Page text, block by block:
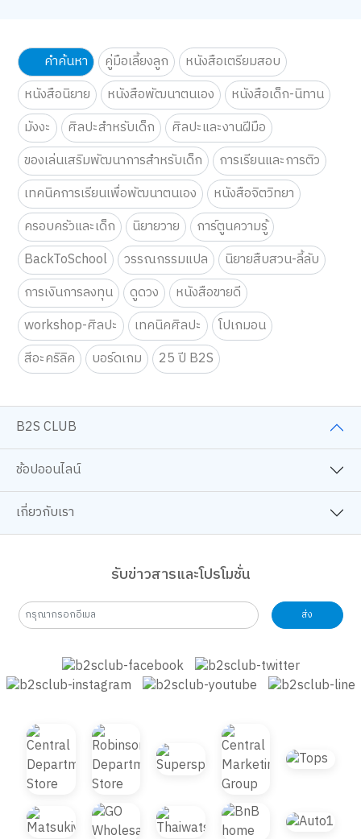
คำค้นหา คู่มือเลี้ยงลูก
หนังสือเตรียมสอบ
หนังสือนิยาย
หนังสือพัฒนาตนเอง
หนังสือเด็ก-นิทาน
มังงะ
ศิลปะสำหรับเด็ก
ศิลปะและงานฝีมือ
ของเล่นเสริมพัฒนาการสำหรับเด็ก
การเรียนและการติว
เทคนิคการเรียนเพื่อพัฒนาตนเอง
หนังสือจิตวิทยา
ครอบครัวและเด็ก
นิยายวาย
การ์ตูนความรู้
BackToSchool
วรรณกรรมแปล
นิยายสืบสวน-ลี้ลับ
การเงินการลงทุน
ดูดวง
หนังสือขายดี
workshop-ศิลปะ
เทคนิคศิลปะ
โปเกมอน
B2S CLUB
ช้อปออนไลน์
เกี่ยวกับเรา
รับข่าวสารและโปรโมชั่น